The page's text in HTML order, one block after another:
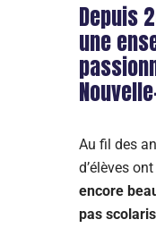
Depuis
une
Au fil des
d’élèves
encore
pas